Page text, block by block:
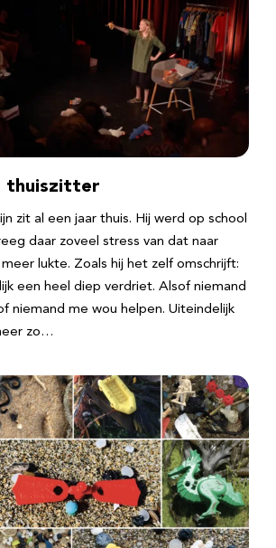
thuiszitter
zit al een jaar thuis. Hij werd op school
daar zoveel stress van dat naar
lukte. Zoals hij het zelf omschrijft:
een heel diep verdriet. Alsof niemand
niemand me wou helpen. Uiteindelijk
zo…